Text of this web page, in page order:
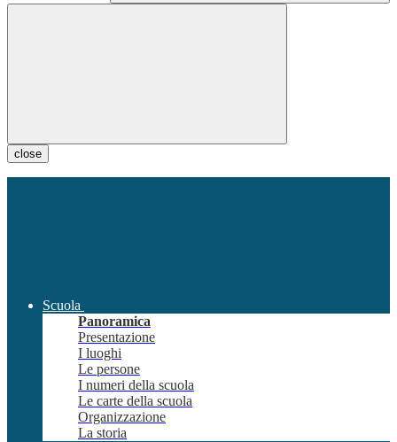
close
Scuola
Panoramica
Presentazione
I luoghi
Le persone
I numeri della scuola
Le carte della scuola
Organizzazione
La storia